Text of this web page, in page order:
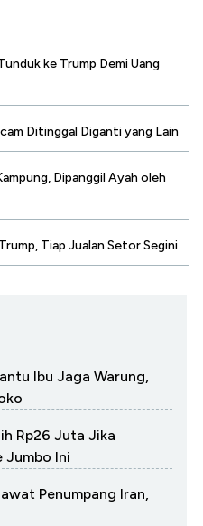
ke Trump Demi Uang
Ditinggal Diganti yang Lain
Dipanggil Ayah oleh
Tiap Jualan Setor Segini
Ibu Jaga Warung,
Rp26 Juta Jika
Jumbo Ini
Penumpang Iran,